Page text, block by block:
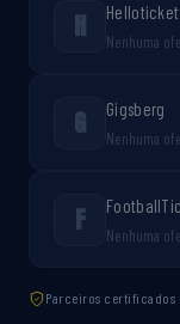
H Nenhuma
G Gigsberg
Nenhuma
F Nenhuma
Parceiros certificados